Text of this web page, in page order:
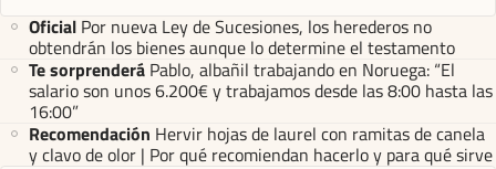
Oficial Por nueva Ley de Sucesiones, los herederos no
obtendrán los bienes aunque lo determine el testamento
Te sorprenderá Pablo, albañil trabajando en Noruega: “El
salario son unos 6.200€ y trabajamos desde las 8:00 hasta las
16:00”
Recomendación Hervir hojas de laurel con ramitas de canela
y clavo de olor | Por qué recomiendan hacerlo y para qué sirve